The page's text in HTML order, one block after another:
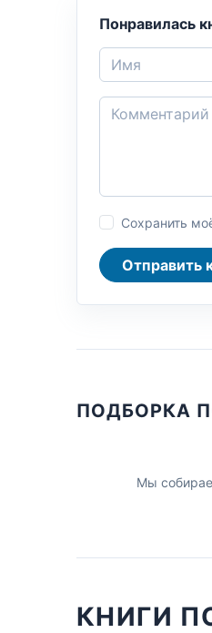
Понравилась
Сохранить
Отправить
ПОДБОРКА
Мы
КНИГИ